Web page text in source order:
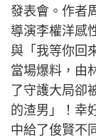
發表會。作者
導演李權洋感
與「我等你回
當場爆料，由
了守護大局卻
的渣男」！幸
中給了俊賢不